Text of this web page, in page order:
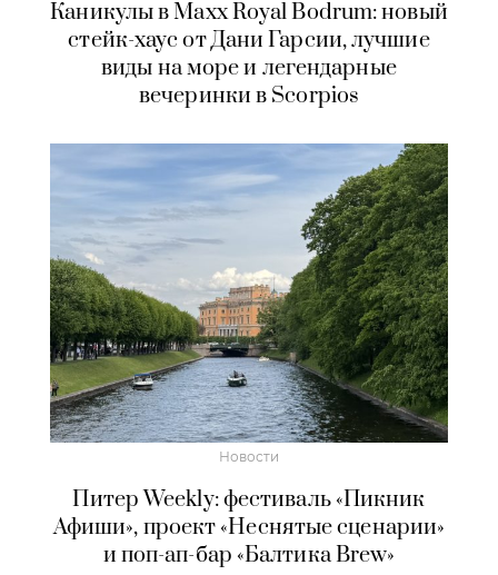
Каникулы в Maxx Royal Bodrum: новый
стейк-хаус от Дани Гарсии, лучшие
виды на море и легендарные
вечеринки в Scorpios
Новости
Питер Weekly: фестиваль «Пикник
Афиши», проект «Неснятые сценарии»
и поп-ап-бар «Балтика Brew»